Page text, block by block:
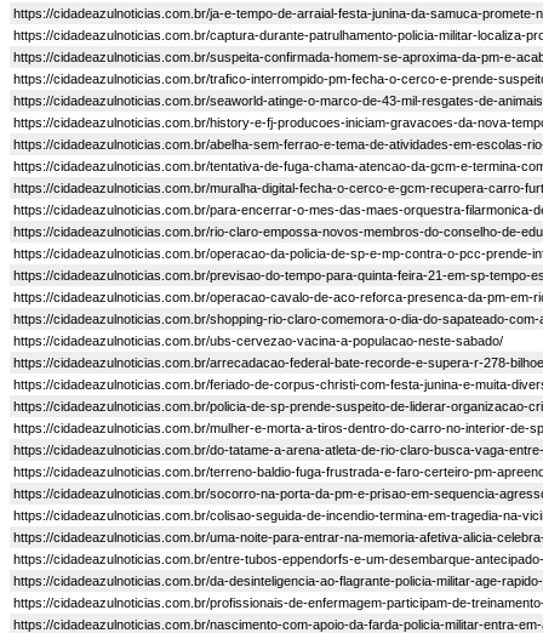
https://cidadeazulnoticias.com.br/ja-e-tempo-de-arraial-festa-junina-da-samuca-
https://cidadeazulnoticias.com.br/captura-durante-patrulhamento-policia-militar-localiza-
https://cidadeazulnoticias.com.br/suspeita-confirmada-homem-se-aproxima-da-pm-e-
https://cidadeazulnoticias.com.br/trafico-interrompido-pm-fecha-o-cerco-e-prende-
https://cidadeazulnoticias.com.br/seaworld-atinge-o-marco-de-43-mil-resgates-de-
https://cidadeazulnoticias.com.br/history-e-fj-producoes-iniciam-gravacoes-da-nova-
https://cidadeazulnoticias.com.br/abelha-sem-ferrao-e-tema-de-atividades-em-escolas-
https://cidadeazulnoticias.com.br/tentativa-de-fuga-chama-atencao-da-gcm-e-termina-
https://cidadeazulnoticias.com.br/muralha-digital-fecha-o-cerco-e-gcm-recupera-carro-
https://cidadeazulnoticias.com.br/para-encerrar-o-mes-das-maes-orquestra-
https://cidadeazulnoticias.com.br/rio-claro-empossa-novos-membros-do-conselho-de-
https://cidadeazulnoticias.com.br/operacao-da-policia-de-sp-e-mp-contra-o-pcc-prende-
https://cidadeazulnoticias.com.br/previsao-do-tempo-para-quinta-feira-21-em-sp-tempo-
https://cidadeazulnoticias.com.br/operacao-cavalo-de-aco-reforca-presenca-da-pm-
https://cidadeazulnoticias.com.br/shopping-rio-claro-comemora-o-dia-do-sapateado-
https://cidadeazulnoticias.com.br/ubs-cervezao-vacina-a-populacao-neste-sabado/
https://cidadeazulnoticias.com.br/arrecadacao-federal-bate-recorde-e-supera-r-278-
https://cidadeazulnoticias.com.br/feriado-de-corpus-christi-com-festa-junina-e-muita-
https://cidadeazulnoticias.com.br/policia-de-sp-prende-suspeito-de-liderar-organizacao-
https://cidadeazulnoticias.com.br/mulher-e-morta-a-tiros-dentro-do-carro-no-interior-de-
https://cidadeazulnoticias.com.br/do-tatame-a-arena-atleta-de-rio-claro-busca-vaga-
https://cidadeazulnoticias.com.br/terreno-baldio-fuga-frustrada-e-faro-certeiro-pm-
https://cidadeazulnoticias.com.br/socorro-na-porta-da-pm-e-prisao-em-sequencia-
https://cidadeazulnoticias.com.br/colisao-seguida-de-incendio-termina-em-tragedia-na-
https://cidadeazulnoticias.com.br/uma-noite-para-entrar-na-memoria-afetiva-alicia-
https://cidadeazulnoticias.com.br/entre-tubos-eppendorfs-e-um-desembarque-
https://cidadeazulnoticias.com.br/da-desinteligencia-ao-flagrante-policia-militar-age-
https://cidadeazulnoticias.com.br/profissionais-de-enfermagem-participam-de-
https://cidadeazulnoticias.com.br/nascimento-com-apoio-da-farda-policia-militar-entra-